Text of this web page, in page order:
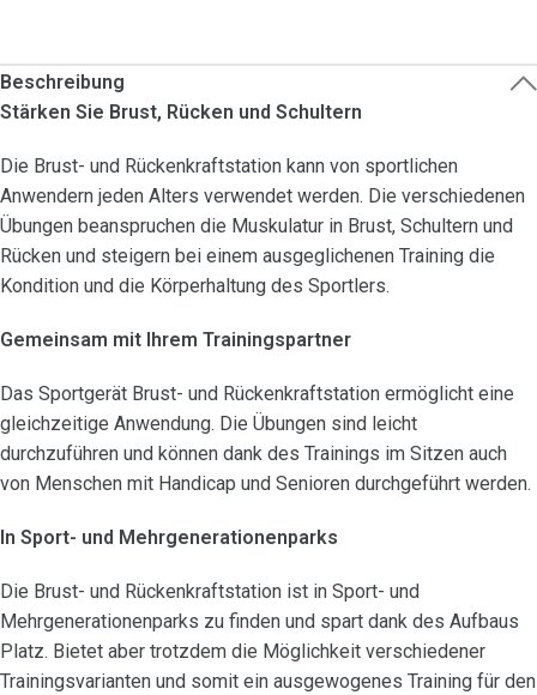
Beschreibung
Stärken Sie Brust, Rücken und Schultern
Die Brust- und Rückenkraftstation kann von sportlichen
Anwendern jeden Alters verwendet werden. Die verschiedenen
Übungen beanspruchen die Muskulatur in Brust, Schultern und
Rücken und steigern bei einem ausgeglichenen Training die
Kondition und die Körperhaltung des Sportlers.
Gemeinsam mit Ihrem Trainingspartner
Das Sportgerät Brust- und Rückenkraftstation ermöglicht eine
gleichzeitige Anwendung. Die Übungen sind leicht
durchzuführen und können dank des Trainings im Sitzen auch
von Menschen mit Handicap und Senioren durchgeführt werden.
In Sport- und Mehrgenerationenparks
Die Brust- und Rückenkraftstation ist in Sport- und
Mehrgenerationenparks zu finden und spart dank des Aufbaus
Platz. Bietet aber trotzdem die Möglichkeit verschiedener
Trainingsvarianten und somit ein ausgewogenes Training für den